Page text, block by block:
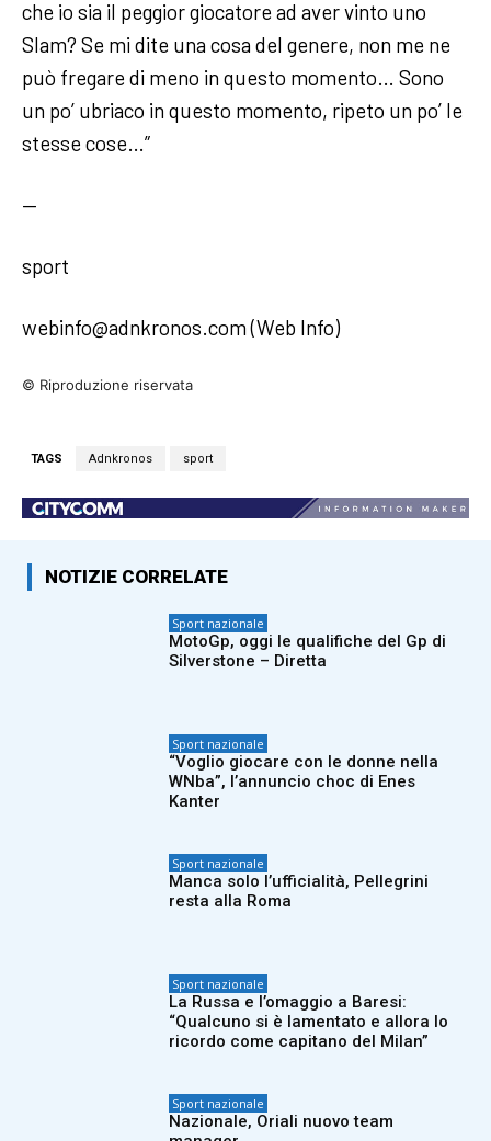
che io sia il peggior giocatore ad aver vinto uno
Slam? Se mi dite una cosa del genere, non me ne
può fregare di meno in questo momento… Sono
un po’ ubriaco in questo momento, ripeto un po’ le
stesse cose…”
—
sport
webinfo@adnkronos.com (Web Info)
© Riproduzione riservata
TAGS Adnkronos sport
NOTIZIE CORRELATE
Sport nazionale
MotoGp, oggi le qualifiche del Gp di
Silverstone – Diretta
Sport nazionale
“Voglio giocare con le donne nella
WNba”, l’annuncio choc di Enes
Kanter
Sport nazionale
Manca solo l’ufficialità, Pellegrini
resta alla Roma
Sport nazionale
La Russa e l’omaggio a Baresi:
“Qualcuno si è lamentato e allora lo
ricordo come capitano del Milan”
Sport nazionale
Nazionale, Oriali nuovo team